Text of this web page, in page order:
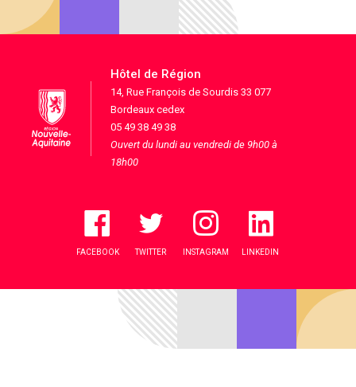
Hôtel de Région
14, Rue François de Sourdis 33 077
Bordeaux cedex
05 49 38 49 38
Ouvert du lundi au vendredi de 9h00 à
18h00
FACEBOOK TWITTER INSTAGRAM LINKEDIN